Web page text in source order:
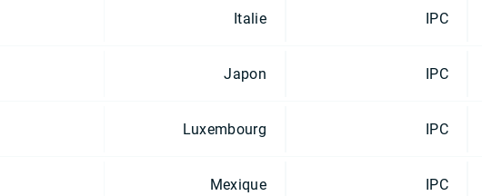
Italie IPC
Japon IPC
Luxembourg IPC
Mexique IPC